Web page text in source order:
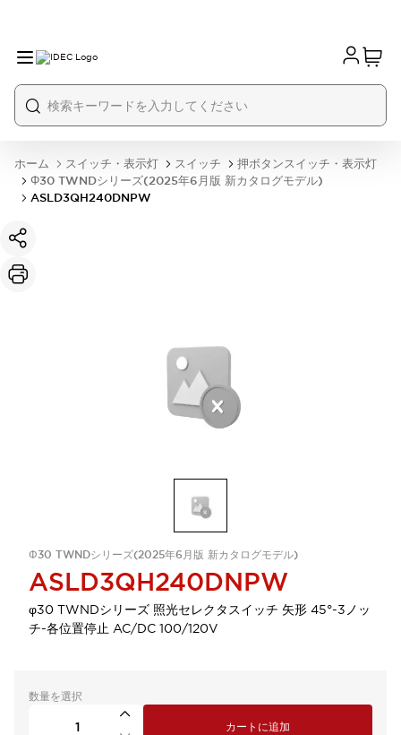
ホーム スイッチ・表示灯 スイッチ
押ボタンスイッチ・表示灯
Φ30 TWNDシリーズ(2025年6月版 新カタログモデル)
ASLD3QH240DNPW
Φ30 TWNDシリーズ(2025年6月版 新カタログモデル)
ASLD3QH240DNPW
φ30 TWNDシリーズ 照光セレクタスイッチ 矢形 45°-3ノッ
チ-各位置停止 AC/DC 100/120V
数量を選択
カートに追加